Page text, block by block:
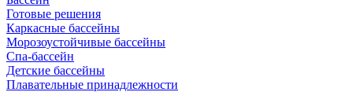
Готовые решения
Каркасные бассейны
Морозоустойчивые бассейны
Спа-бассейн
Детские бассейны
Плавательные принадлежности